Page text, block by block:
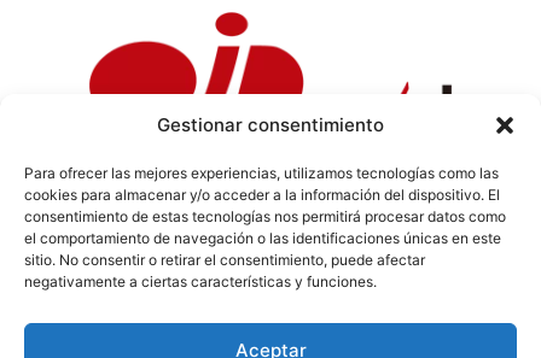
Gestionar consentimiento
Para ofrecer las mejores experiencias, utilizamos tecnologías como las
cookies para almacenar y/o acceder a la información del dispositivo. El
consentimiento de estas tecnologías nos permitirá procesar datos como
el comportamiento de navegación o las identificaciones únicas en este
sitio. No consentir o retirar el consentimiento, puede afectar
negativamente a ciertas características y funciones.
Aceptar
Política de Privacidad| Política de Cookies|Aviso
Legal|Codi ètic|Tarifes de Publicitat